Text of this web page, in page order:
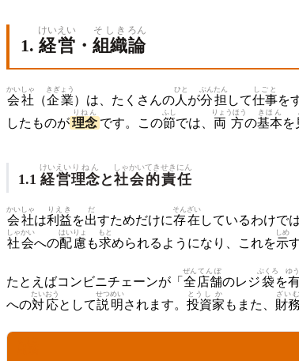
1. 経営
けいえい
・ 組織
そしき
論
ろん
会社
かいしゃ
（企業
きぎょう
）は、たくさんの人
ひと
が分担
ぶんたん
して仕事
しごと
を
したものが理念
りねん
です。この節
ふし
では、 両方
りょうほう
の基本
きほん
を
1.1 経営
けいえい
理念
りねん
と社会
しゃかい
的
てき
責任
せきにん
会社
かいしゃ
は利益
りえき
を出
だ
すためだけに存在
そんざい
しているわけで
社会
しゃかい
への配慮
はいりょ
も求
もと
められるようになり、これを示
しめ
たとえばコンビニチェーンが「 全
ぜん
店舗
てんぽ
のレジ袋
ぶくろ
を
ゆ
への対応
たいおう
として説明
せつめい
されます。 投資
とうし
家
か
もまた、 財務
ざいむ